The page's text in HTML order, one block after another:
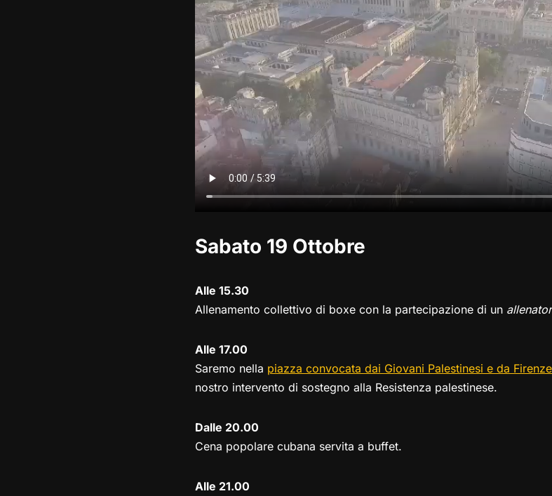
Sabato 19 Ottobre
Alle 15.30
Allenamento collettivo di boxe con la partecipazione di un
Alle 17.00
Saremo nella piazza convocata dai Giovani Palestinesi e da
nostro intervento di sostegno alla Resistenza palestinese.
Dalle 20.00
Cena popolare cubana servita a buffet.
Alle 21.00